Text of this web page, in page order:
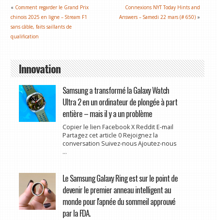
« Comment regarder le Grand Prix
chinois 2025 en ligne – Stream F1
sans câble, faits saillants de
qualification
Connexions NYT Today Hints and
Answers – Samedi 22 mars (# 650) »
Innovation
Samsung a transformé la Galaxy Watch
Ultra 2 en un ordinateur de plongée à part
entière – mais il y a un problème
Copier le lien Facebook X Reddit E-mail
Partagez cet article 0 Rejoignez la
conversation Suivez-nous Ajoutez-nous
...
Le Samsung Galaxy Ring est sur le point de
devenir le premier anneau intelligent au
monde pour l'apnée du sommeil approuvé
par la FDA.